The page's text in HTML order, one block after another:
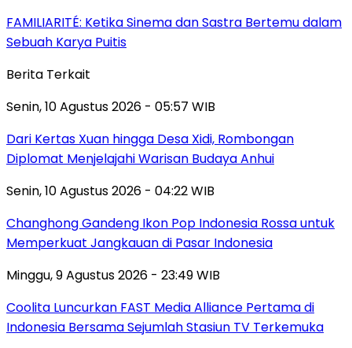
FAMILIARITÉ: Ketika Sinema dan Sastra Bertemu dalam
Sebuah Karya Puitis
Berita Terkait
Senin, 10 Agustus 2026 - 05:57 WIB
Dari Kertas Xuan hingga Desa Xidi, Rombongan
Diplomat Menjelajahi Warisan Budaya Anhui
Senin, 10 Agustus 2026 - 04:22 WIB
Changhong Gandeng Ikon Pop Indonesia Rossa untuk
Memperkuat Jangkauan di Pasar Indonesia
Minggu, 9 Agustus 2026 - 23:49 WIB
Coolita Luncurkan FAST Media Alliance Pertama di
Indonesia Bersama Sejumlah Stasiun TV Terkemuka